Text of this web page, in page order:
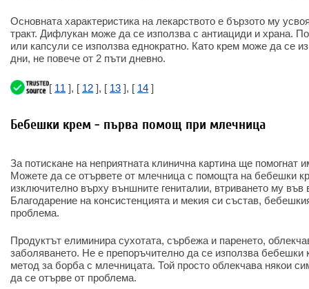
Основната характеристика на лекарството е бързото му
тракт. Дифлукан може да се използва с антиациди и храна.
или капсули се използва еднократно. Като крем може да се
дни, не повече от 2 пъти дневно.
[ 11 ], [ 12 ], [ 13 ], [ 14 ]
Бебешки крем - първа помощ при млечница
За потискане на неприятната клинична картина ще помогнат
Можете да се отървете от млечница с помощта на бебешки
изключително върху външните гениталии, втриването му във
Благодарение на консистенцията и мекия си състав,
проблема.
Продуктът елиминира сухотата, сърбежа и паренето,
заболяването. Не е препоръчително да се използва бебешки
метод за борба с млечницата. Той просто облекчава някои
да се отърве от проблема.